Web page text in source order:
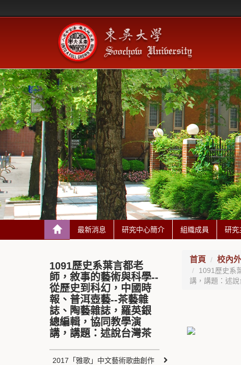
最新消息 研究中心簡介 組織成員 研究
首頁 校內
1091歷史系
講，講題：述說
1091歷史系葉言都老
師，敘事的藝術與科學--
從歷史到科幻，中國時
報、普洱壺藝--茶藝雜
誌、陶藝雜誌，羅英銀
總編輯，協同教學演
講，講題：述說台灣茶
2017「雅歌」中文藝術歌曲創作